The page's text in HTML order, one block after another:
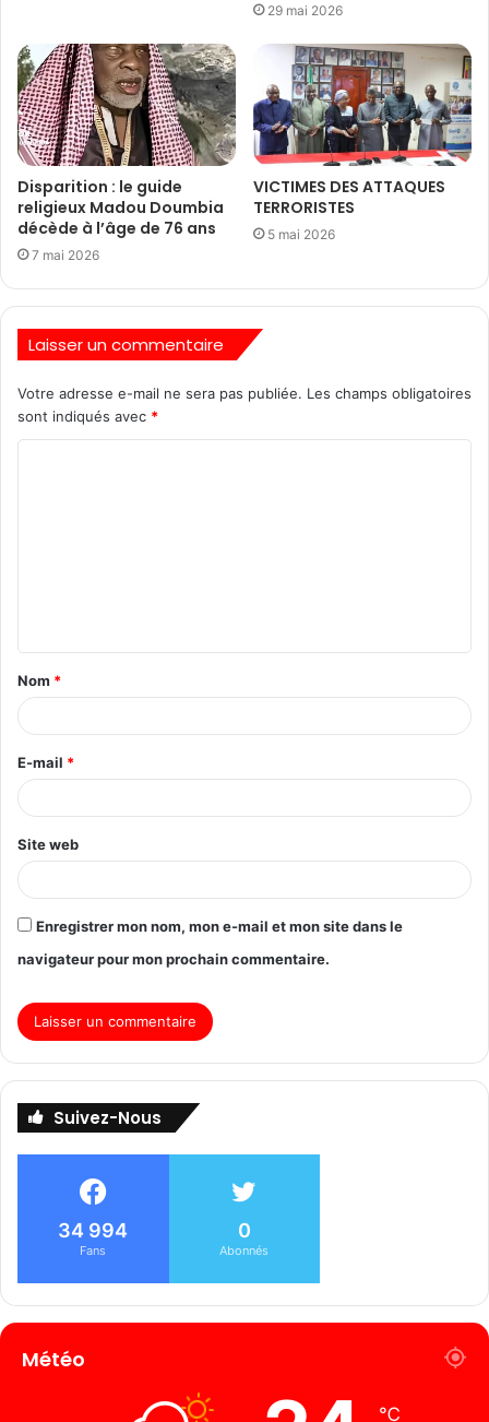
29 mai 2026
Disparition : le guide
religieux Madou Doumbia
décède à l’âge de 76 ans
7 mai 2026
VICTIMES DES ATTAQUES
TERRORISTES
5 mai 2026
Laisser un commentaire
Votre adresse e-mail ne sera pas publiée. Les champs obligatoires
sont indiqués avec *
Nom *
E-mail *
Site web
Enregistrer mon nom, mon e-mail et mon site dans le
navigateur pour mon prochain commentaire.
Suivez-Nous
34 994
Fans
0
Abonnés
Météo
℃